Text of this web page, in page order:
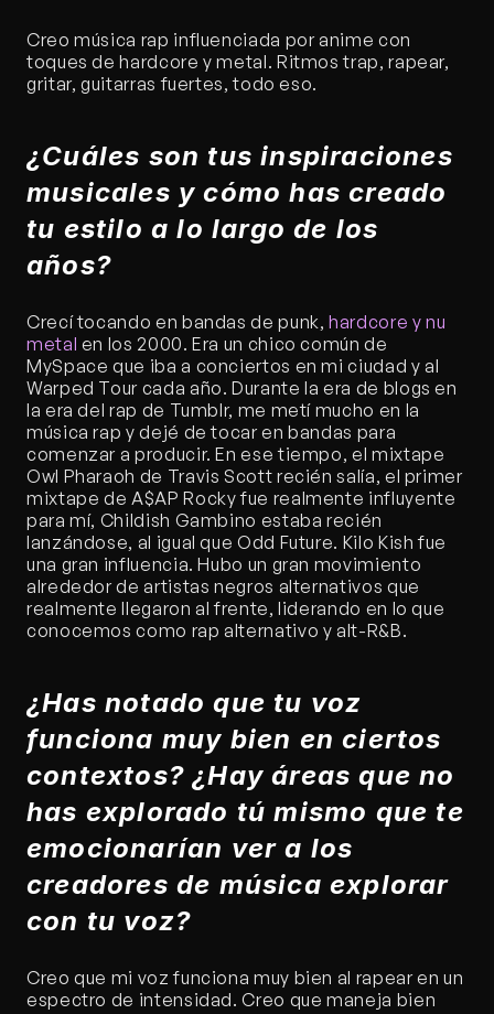
Creo música rap influenciada por anime con
toques de hardcore y metal. Ritmos trap, rapear,
gritar, guitarras fuertes, todo eso.
¿Cuáles son tus inspiraciones
musicales y cómo has creado
tu estilo a lo largo de los
años?
Crecí tocando en bandas de punk, hardcore y nu
metal en los 2000. Era un chico común de
MySpace que iba a conciertos en mi ciudad y al
Warped Tour cada año. Durante la era de blogs en
la era del rap de Tumblr, me metí mucho en la
música rap y dejé de tocar en bandas para
comenzar a producir. En ese tiempo, el mixtape
Owl Pharaoh de Travis Scott recién salía, el primer
mixtape de A$AP Rocky fue realmente influyente
para mí, Childish Gambino estaba recién
lanzándose, al igual que Odd Future. Kilo Kish fue
una gran influencia. Hubo un gran movimiento
alrededor de artistas negros alternativos que
realmente llegaron al frente, liderando en lo que
conocemos como rap alternativo y alt-R&B.
¿Has notado que tu voz
funciona muy bien en ciertos
contextos? ¿Hay áreas que no
has explorado tú mismo que te
emocionarían ver a los
creadores de música explorar
con tu voz?
Creo que mi voz funciona muy bien al rapear en un
espectro de intensidad. Creo que maneja bien